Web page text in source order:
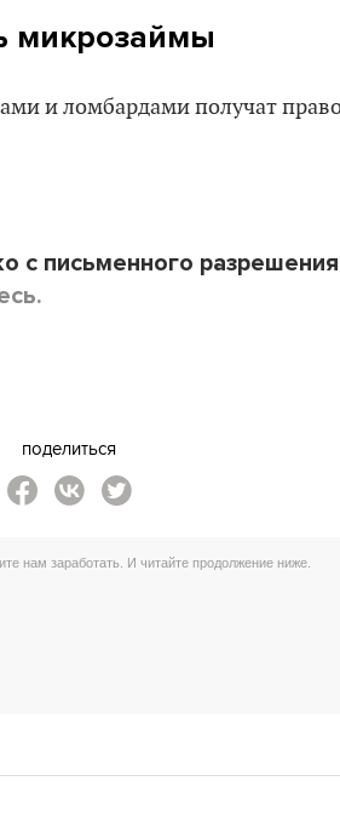
микрозаймы
и ломбардами получат
с письменного разрешения
поделиться